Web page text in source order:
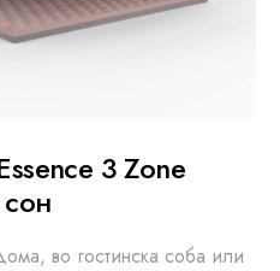
3 Zone
во гостинска соба или